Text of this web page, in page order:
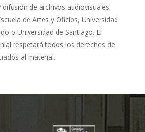
de archivos audiovisuales
de Artes y Oficios, Universidad
o Universidad de Santiago. El
respetará todos los derechos de
al material.